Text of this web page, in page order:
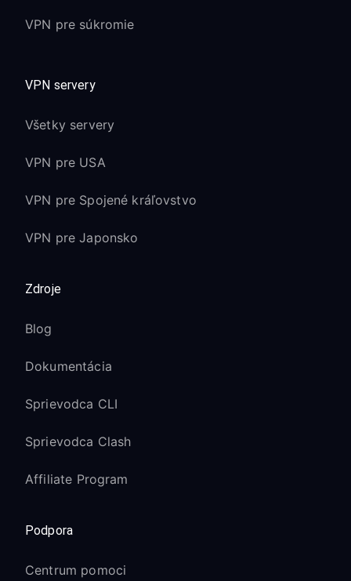
VPN pre súkromie
VPN servery
Všetky servery
VPN pre USA
VPN pre Spojené kráľovstvo
VPN pre Japonsko
Zdroje
Blog
Dokumentácia
Sprievodca CLI
Sprievodca Clash
Affiliate Program
Podpora
Centrum pomoci